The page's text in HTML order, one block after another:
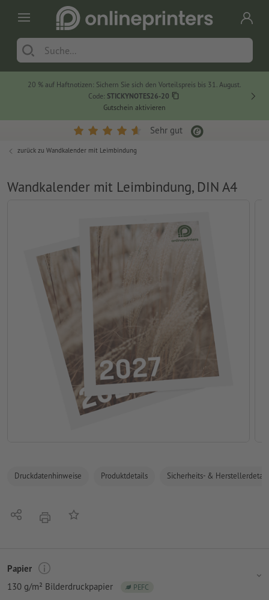
20 % auf Haftnotizen: Sichern Sie sich den Vorteilspreis bis 31. August.
Code: STICKYNOTES26-20
Gutschein aktivieren
Sehr gut
zurück zu Wandkalender mit Leimbindung
Wandkalender mit Leimbindung, DIN A4
Druckdatenhinweise Produktdetails Sicherheits- &
Teilen DruckenAuf die Merkliste
Papier
130 g/m² Bilderdruckpapier
PEFC